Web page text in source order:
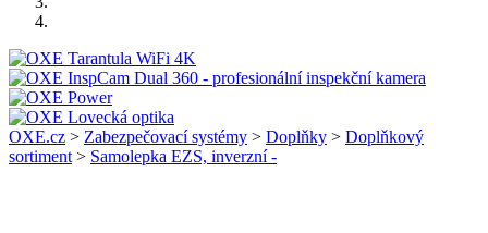
OXE.cz > Zabezpečovací systémy > Doplňky > Doplňkový
sortiment > Samolepka EZS, inverzní -